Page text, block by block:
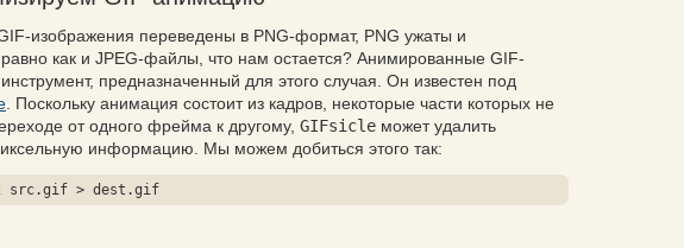
изображения переведены в PNG-формат, PNG ужаты и
как и JPEG-файлы, что нам остается? Анимированные GIF-
предназначенный для этого случая. Он известен под
. Поскольку анимация состоит из кадров, некоторые части которых не
от одного фрейма к другому, GIFsicle может удалить
информацию. Мы можем добиться этого так:
src.gif > dest.gif